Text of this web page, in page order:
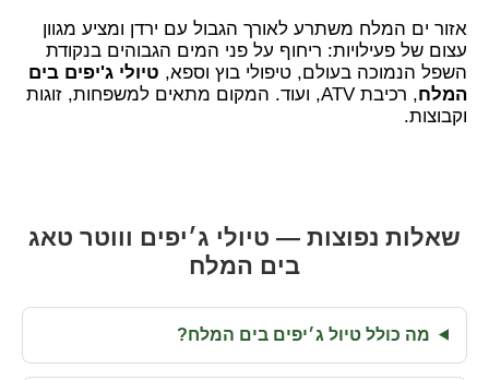
אזור ים המלח משתרע לאורך הגבול עם ירדן ומציע מגוון
עצום של פעילויות: ריחוף על פני המים הגבוהים בנקודת
השפל הנמוכה בעולם, טיפולי בוץ וספא, טיולי ג'יפים בים
המלח
, רכיבת ATV, ועוד. המקום מתאים למשפחות, זוגות
וקבוצות.
שאלות נפוצות — טיולי ג׳יפים וווטר טאג
בים המלח
מה כולל טיול ג׳יפים בים המלח?